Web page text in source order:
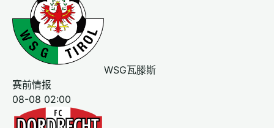
WSG瓦滕斯
赛前情报
08-08 02:00